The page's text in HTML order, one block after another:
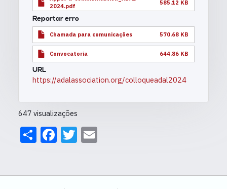
2024.pdf
585.12 KB
Reportar erro
Chamada para comunicações 570.68 KB
Convocatoria 644.86 KB
URL
https://adalassociation.org/colloqueadal2024
647 visualizações
ShareFacebook
Twitter